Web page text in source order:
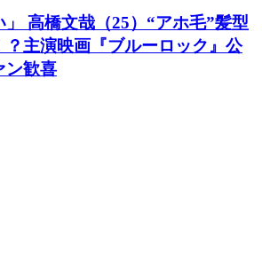
」 高橋文哉（25）“アホ毛”髪型
？主演映画『ブルーロック』公
ン歓喜